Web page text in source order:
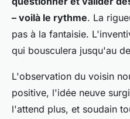
– voilà le rythme. La
pas à la fantaisie.
qui bousculera jusqu'au
L'observation du voisin
positive, l'idée neuve
l'attend plus, et soudain